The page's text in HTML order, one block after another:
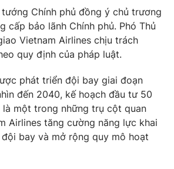
tương lai
Chính phủ đồng ý chủ trương
cấp bảo lãnh Chính phủ. Phó Thủ
Vietnam Airlines chịu trách
quy định của pháp luật.
phát triển đội bay giai đoạn
đến 2040, kế hoạch đầu tư 50
là một trong những trụ cột quan
Airlines tăng cường năng lực khai
bay và mở rộng quy mô hoạt